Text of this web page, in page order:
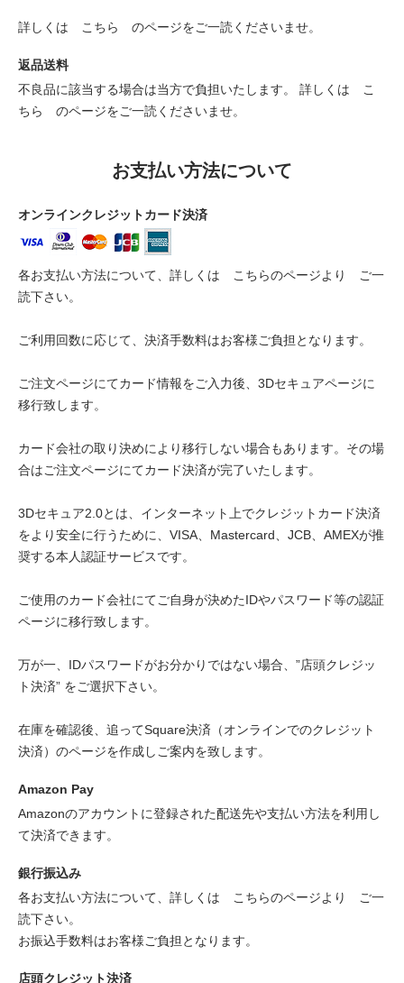
詳しくは こちら のページをご一読くださいませ。
返品送料
不良品に該当する場合は当方で負担いたします。 詳しくは
こ
ちら
のページをご一読くださいませ。
お支払い方法について
オンラインクレジットカード決済
各お支払い方法について、詳しくは こちらのページより
ご一
読下さい。
ご利用回数に応じて、決済手数料はお客様ご負担となります。
ご注文ページにてカード情報をご入力後、3Dセキュアページに
移行致します。
カード会社の取り決めにより移行しない場合もあります。その場
合はご注文ページにてカード決済が完了いたします。
3Dセキュア2.0とは、インターネット上でクレジットカード決済
をより安全に行うために、VISA、Mastercard、JCB、AMEXが推
奨する本人認証サービスです。
ご使用のカード会社にてご自身が決めたIDやパスワード等の認証
ページに移行致します。
万が一、IDパスワードがお分かりではない場合、”店頭クレジッ
ト決済” をご選択下さい。
在庫を確認後、追ってSquare決済（オンラインでのクレジット
決済）のページを作成しご案内を致します。
Amazon Pay
Amazonのアカウントに登録された配送先や支払い方法を利用し
て決済できます。
銀行振込み
各お支払い方法について、詳しくは
こちらのページより
ご一
読下さい。
お振込手数料はお客様ご負担となります。
店頭クレジット決済